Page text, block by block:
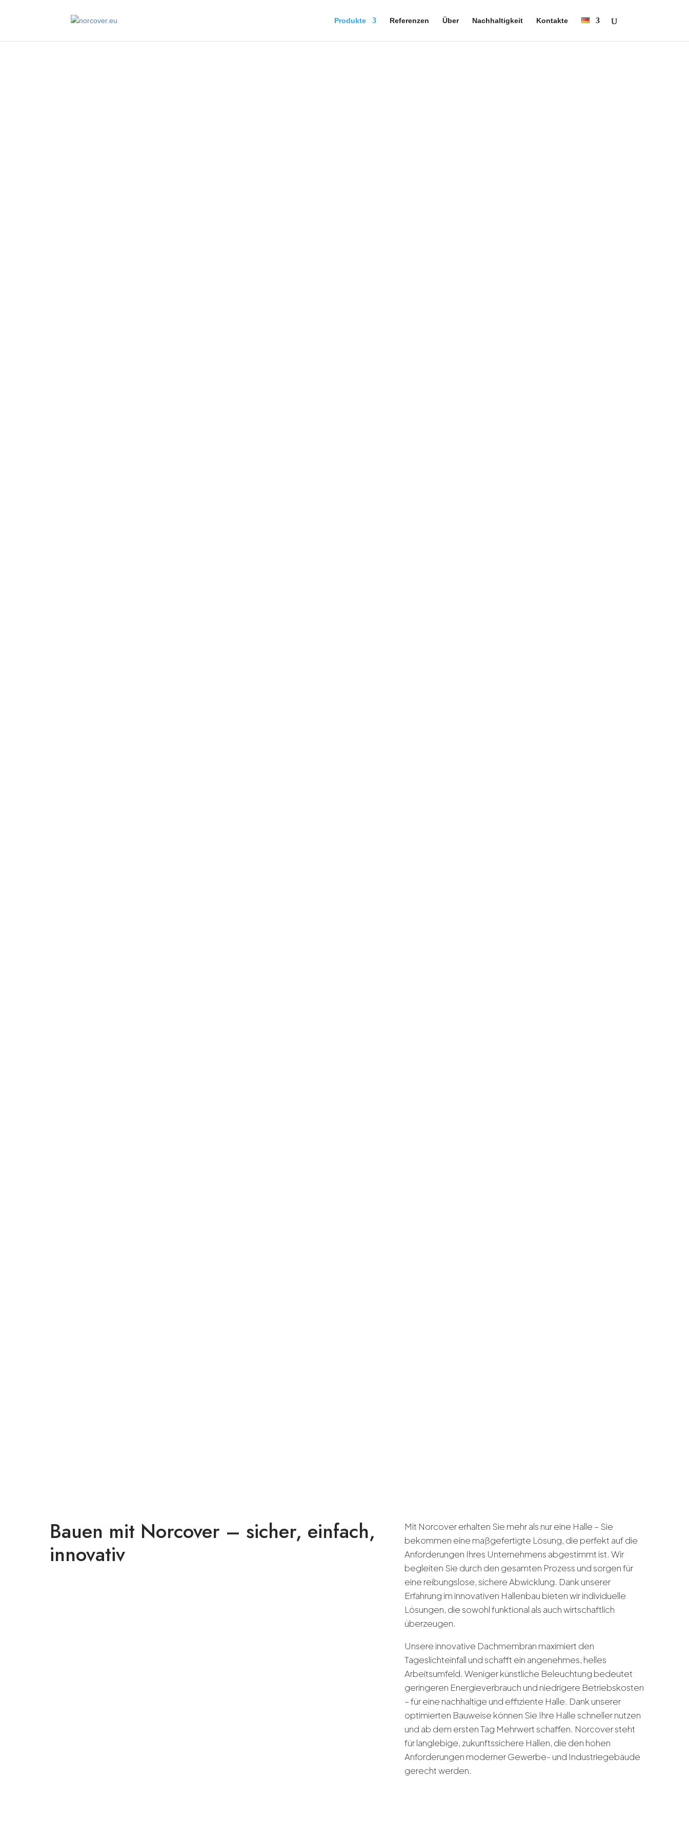
Produkte Referenzen Über Nachhaltigkeit Kontakte
Bauen mit Norcover – sicher, einfach,
innovativ
Mit Norcover erhalten Sie mehr als nur eine Halle – Sie
bekommen eine maßgefertigte Lösung, die perfekt auf die
Anforderungen Ihres Unternehmens abgestimmt ist. Wir
begleiten Sie durch den gesamten Prozess und sorgen für
eine reibungslose, sichere Abwicklung. Dank unserer
Erfahrung im innovativen Hallenbau bieten wir individuelle
Lösungen, die sowohl funktional als auch wirtschaftlich
überzeugen.
Unsere innovative Dachmembran maximiert den
Tageslichteinfall und schafft ein angenehmes, helles
Arbeitsumfeld. Weniger künstliche Beleuchtung bedeutet
geringeren Energieverbrauch und niedrigere Betriebskosten
– für eine nachhaltige und effiziente Halle. Dank unserer
optimierten Bauweise können Sie Ihre Halle schneller nutzen
und ab dem ersten Tag Mehrwert schaffen. Norcover steht
für langlebige, zukunftssichere Hallen, die den hohen
Anforderungen moderner Gewerbe- und Industriegebäude
gerecht werden.